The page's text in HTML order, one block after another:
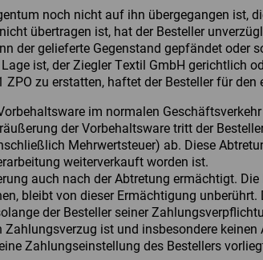
noch nicht auf ihn übergegangen ist,
übertragen ist, hat der Besteller
der gelieferte Gegenstand gepfändet oder
ist, der Ziegler Textil GmbH gerichtlich
zu erstatten, haftet der Besteller für
im normalen
der Vorbehaltsware tritt der
Mehrwertsteuer) ab. Diese
weiterverkauft worden ist.
auch nach der Abtretung ermächtigt.
bleibt von dieser Ermächtigung unberührt.
der Besteller seiner
ist und insbesondere
Zahlungseinstellung des Bestellers